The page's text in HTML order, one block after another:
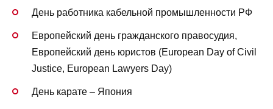
День работника кабельной промышленности РФ
Европейский день гражданского правосудия,
Европейский день юристов (European Day of Civil
Justice, European Lawyers Day)
День карате – Япония